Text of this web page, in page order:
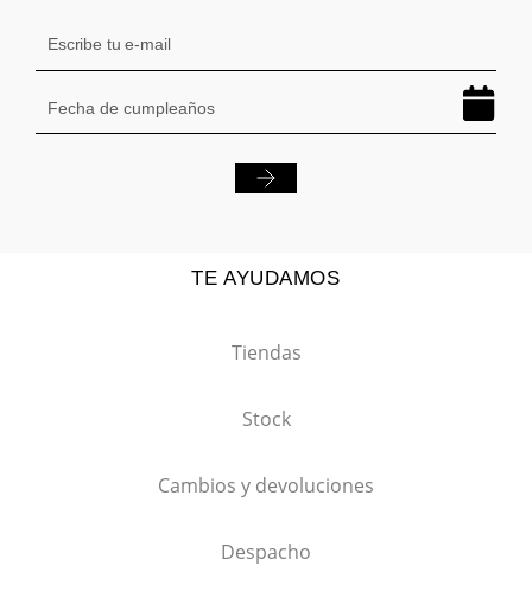
TE AYUDAMOS
Tiendas
Stock
Cambios y devoluciones
Despacho